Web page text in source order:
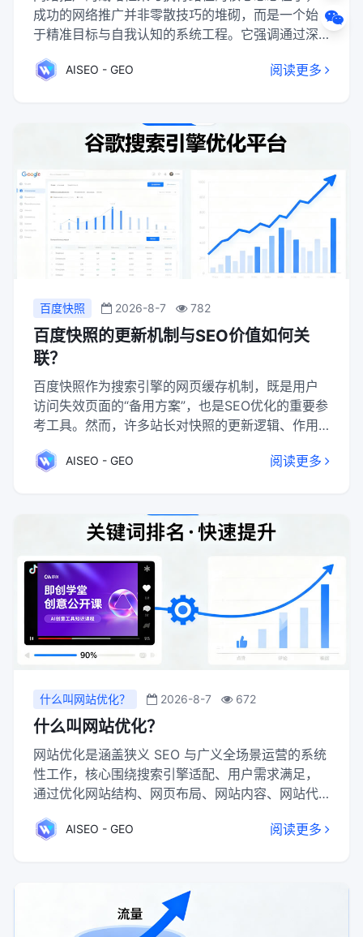
成功的网络推广并非零散技巧的堆砌，而是一个始
于精准目标与自我认知的系统工程。它强调通过深
机整合免费的长线渠道（如SEO、内容营销）与付
定到执行监测、数据优化的科学步骤，并重视用户
体验与渠道适配，通过持续优化或将专业任务外
包，方能实现“小投入大回报”的营销目标。
AISEO - GEO 阅读更多
百度快照 2026-8-7 782
百度快照的更新机制与SEO价值如何关
联？
百度快照作为搜索引擎的网页缓存机制，既是用户
访问失效页面的“备用方案”，也是SEO优化的重要参
考工具。然而，许多站长对快照的更新逻辑、作用
更新？快照时间倒退是否影响排名？如何通过快照
AISEO - GEO 阅读更多
什么叫网站优化？ 2026-8-7 672
什么叫网站优化？
网站优化是涵盖狭义 SEO 与广义全场景运营的系统
性工作，核心围绕搜索引擎适配、用户需求满足，
通过优化网站结构、网页布局、网站内容、网站代
动网络营销环境中的各方资源，助力企业发挥网站
AISEO - GEO 阅读更多